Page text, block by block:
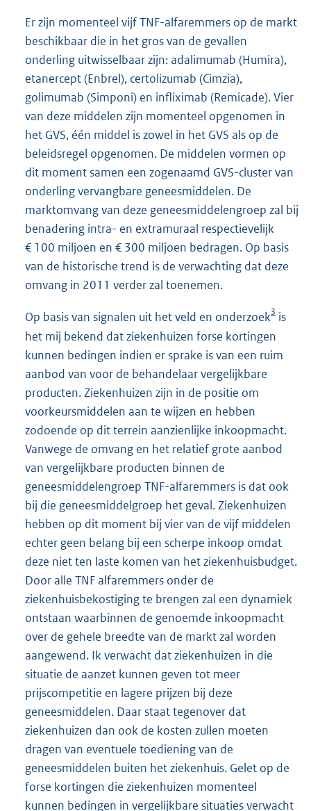
Er zijn momenteel vijf TNF-alfaremmers op de markt
beschikbaar die in het gros van de gevallen
onderling uitwisselbaar zijn: adalimumab (Humira),
etanercept (Enbrel), certolizumab (Cimzia),
golimumab (Simponi) en infliximab (Remicade). Vier
van deze middelen zijn momenteel opgenomen in
het GVS, één middel is zowel in het GVS als op de
beleidsregel opgenomen. De middelen vormen op
dit moment samen een zogenaamd GVS-cluster van
onderling vervangbare geneesmiddelen. De
marktomvang van deze geneesmiddelengroep zal bij
benadering intra- en extramuraal respectievelijk
€ 100 miljoen en € 300 miljoen bedragen. Op basis
van de historische trend is de verwachting dat deze
omvang in 2011 verder zal toenemen.
Op basis van signalen uit het veld en onderzoek3 is
het mij bekend dat ziekenhuizen forse kortingen
kunnen bedingen indien er sprake is van een ruim
aanbod van voor de behandelaar vergelijkbare
producten. Ziekenhuizen zijn in de positie om
voorkeursmiddelen aan te wijzen en hebben
zodoende op dit terrein aanzienlijke inkoopmacht.
Vanwege de omvang en het relatief grote aanbod
van vergelijkbare producten binnen de
geneesmiddelengroep TNF-alfaremmers is dat ook
bij die geneesmiddelgroep het geval. Ziekenhuizen
hebben op dit moment bij vier van de vijf middelen
echter geen belang bij een scherpe inkoop omdat
deze niet ten laste komen van het ziekenhuisbudget.
Door alle TNF alfaremmers onder de
ziekenhuisbekostiging te brengen zal een dynamiek
ontstaan waarbinnen de genoemde inkoopmacht
over de gehele breedte van de markt zal worden
aangewend. Ik verwacht dat ziekenhuizen in die
situatie de aanzet kunnen geven tot meer
prijscompetitie en lagere prijzen bij deze
geneesmiddelen. Daar staat tegenover dat
ziekenhuizen dan ook de kosten zullen moeten
dragen van eventuele toediening van de
geneesmiddelen buiten het ziekenhuis. Gelet op de
forse kortingen die ziekenhuizen momenteel
kunnen bedingen in vergelijkbare situaties verwacht